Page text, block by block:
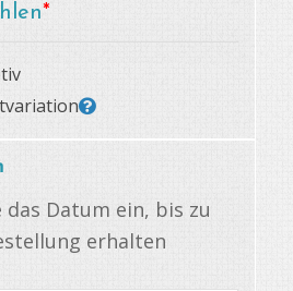
*
Datum ein, bis zu
erhalten